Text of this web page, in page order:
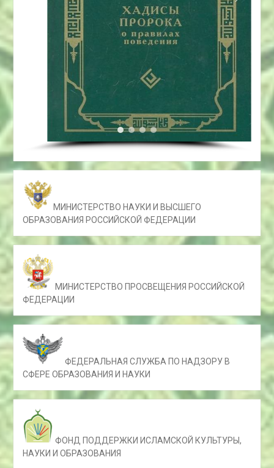
МИНИСТЕРСТВО НАУКИ И ВЫСШЕГО
ОБРАЗОВАНИЯ РОССИЙСКОЙ ФЕДЕРАЦИИ
МИНИСТЕРСТВО ПРОСВЕЩЕНИЯ РОССИЙСКОЙ
ФЕДЕРАЦИИ
ФЕДЕРАЛЬНАЯ СЛУЖБА ПО НАДЗОРУ В
СФЕРЕ ОБРАЗОВАНИЯ И НАУКИ
ФОНД ПОДДЕРЖКИ ИСЛАМСКОЙ КУЛЬТУРЫ,
НАУКИ И ОБРАЗОВАНИЯ